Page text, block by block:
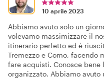
10 aprile 2023
Abbiamo avuto solo un
volevamo massimizzare il
itinerario perfetto ed è
Tremezzo e Como, facendo
fare acquisti. Conosce bene
organizzato. Abbiamo avuto